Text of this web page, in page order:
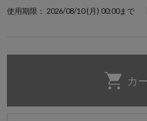
使用期限： 2026/08/10 (月) 00:00まで